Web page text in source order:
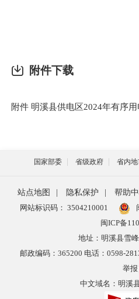
附件下载
附件 明溪县供电区2024年有序
国家部委 省级政府 省内
站点地图 隐私保护 帮助
网站标识码： 3504210001
闽ICP备
地址：明溪县雪
邮政编码：365200 电话：0598-
举报
中文域名：明溪